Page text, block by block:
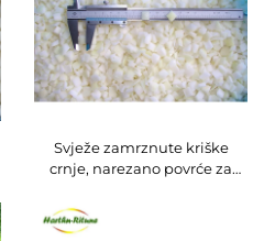
Svježe zamrznute kriške
crnje, narezano povrće za
maloprodajne lance i